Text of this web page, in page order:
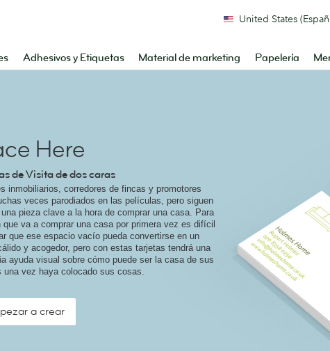
Adhesivos y Etiquetas Material de marketing Papelería
United States
Here
de Visita de dos caras
inmobiliarios, corredores de fincas y promotores
veces parodiados en las películas, pero siguen
pieza clave a la hora de comprar una casa. Para
que va a comprar una casa por primera vez es difícil
que ese espacio vacío pueda convertirse en un
y acogedor, pero con estas tarjetas tendrá una
ayuda visual sobre cómo puede ser la casa de sus
una vez haya colocado sus cosas.
a crear